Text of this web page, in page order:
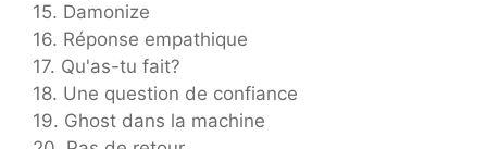
15. Damonize
16. Réponse empathique
17. Qu'as-tu fait?
18. Une question de confiance
19. Ghost dans la machine